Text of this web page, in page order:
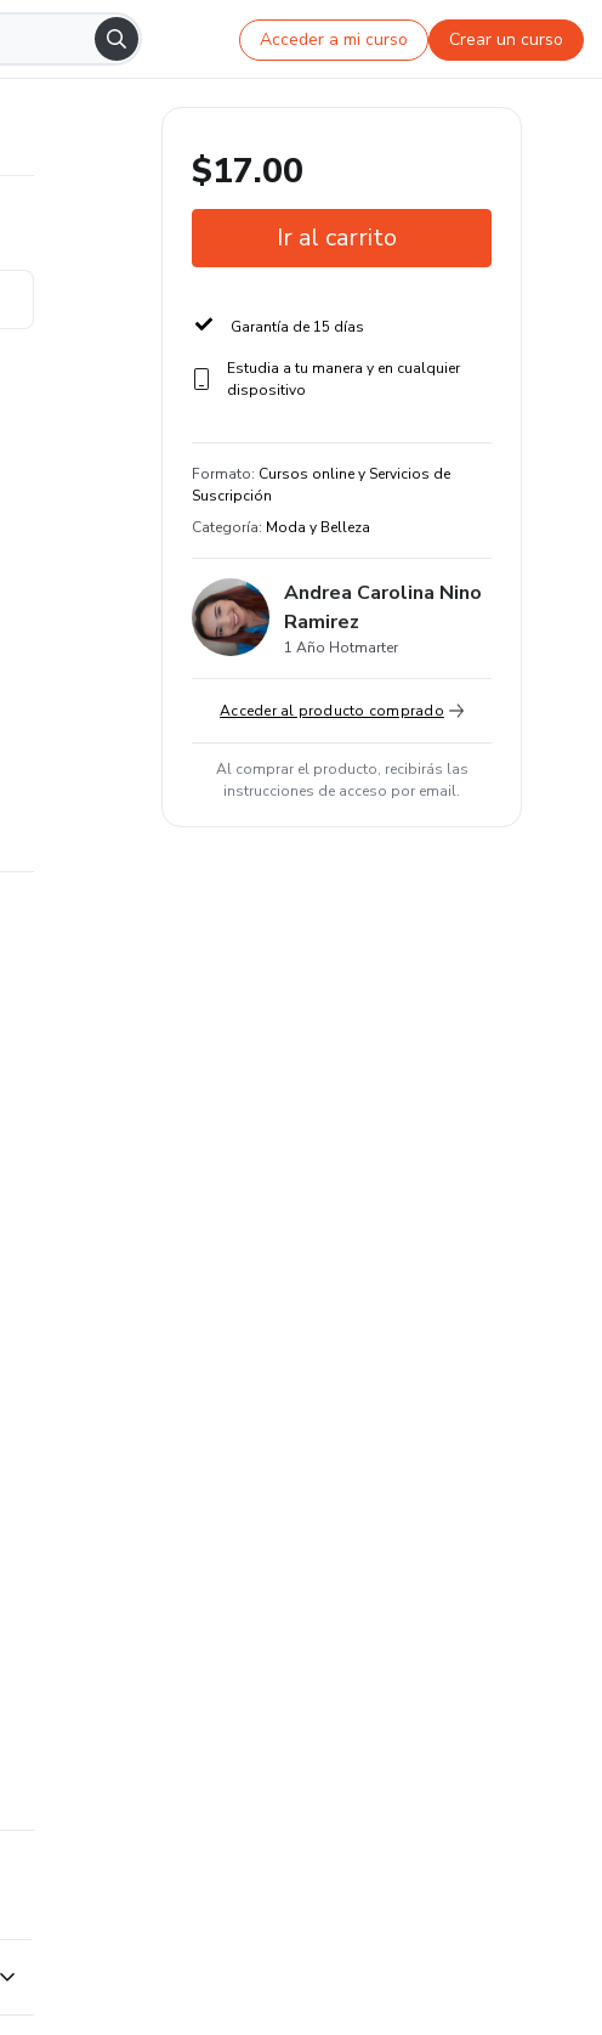
Acceder a mi curso Crear un curso
$17.00
Ir al carrito
Garantía de 15 días
Estudia a tu manera y en cualquier
dispositivo
Formato: Cursos online y Servicios de
Suscripción
Categoría: Moda y Belleza
Andrea Carolina Nino
Ramirez
1 Año Hotmarter
Acceder al producto comprado
Al comprar el producto, recibirás las
instrucciones de acceso por email.